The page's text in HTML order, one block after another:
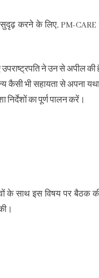
करने के लिए, PM-CARE
ने उन से अपील की
कैसी भी सहायता से अपना
निर्देशों का पूर्ण पालन करें।
के साथ इस विषय पर बैठक